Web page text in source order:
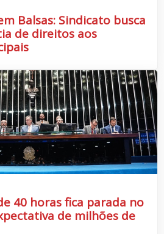
Balsas: Sindicato busca
de direitos aos
40 horas fica parada no
de milhões de